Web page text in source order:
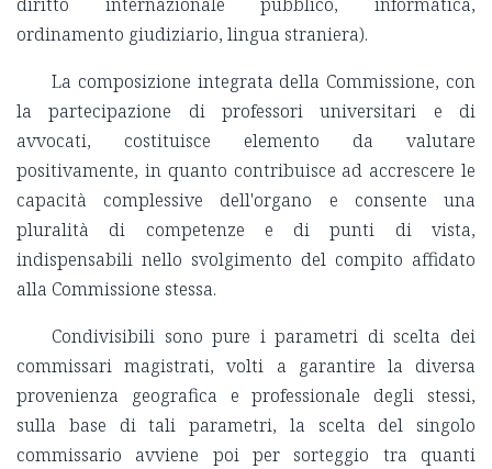
ordinamento giudiziario, lingua straniera).
La composizione integrata della Commissione, con
la partecipazione di professori universitari e di
avvocati, costituisce elemento da valutare
positivamente, in quanto contribuisce ad accrescere le
capacità complessive dell'organo e consente una
pluralità di competenze e di punti di vista,
indispensabili nello svolgimento del compito affidato
alla Commissione stessa.
Condivisibili sono pure i parametri di scelta dei
commissari magistrati, volti a garantire la diversa
provenienza geografica e professionale degli stessi,
sulla base di tali parametri, la scelta del singolo
commissario avviene poi per sorteggio tra quanti